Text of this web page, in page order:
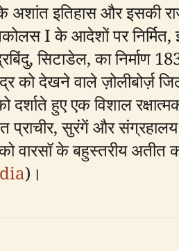
इतिहास और इसकी
I के आदेशों पर
सिटाडेल, का
को देखने वाले ज़ोलीबोर्ज़
हुए एक विशाल
प्राचीर, सुरंगें और
वारसॉ के बहुस्तरीय
)।